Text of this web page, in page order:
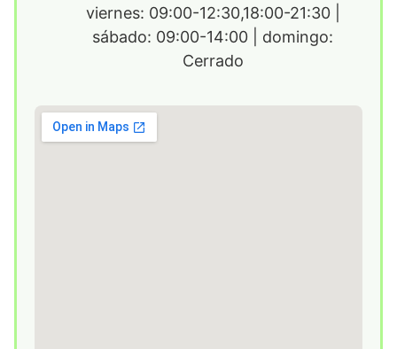
viernes: 09:00-12:30,18:00-21:30 |
sábado: 09:00-14:00 | domingo:
Cerrado